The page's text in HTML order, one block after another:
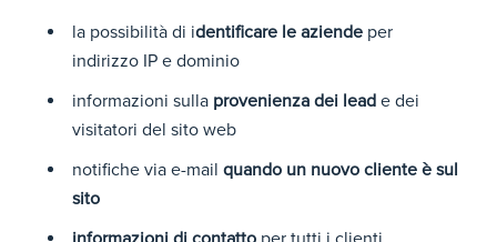
la possibilità di identificare le aziende per
indirizzo IP e dominio
informazioni sulla provenienza dei lead e dei
visitatori del sito web
notifiche via e-mail quando un nuovo cliente è sul
sito